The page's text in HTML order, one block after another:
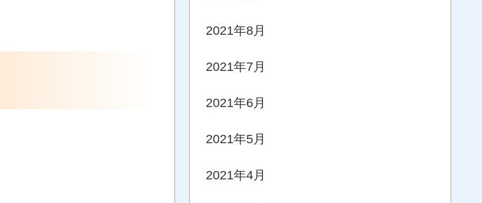
2021年8月
2021年7月
2021年6月
2021年5月
2021年4月